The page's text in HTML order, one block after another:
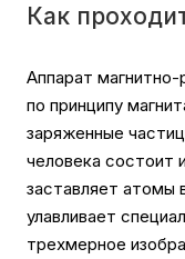
Как
Аппарат
по принципу
заряженные
человека состоит
заставляет атомы
улавливает
трехмерное